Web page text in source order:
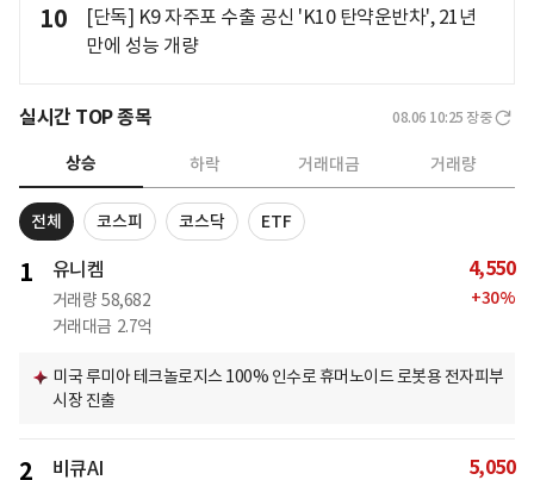
10
[단독] K9 자주포 수출 공신 'K10 탄약운반차', 21년
만에 성능 개량
실시간 TOP 종목 08.06 10:25 장중
상승 하락 거래대금 거래량
전체 코스피 코스닥 ETF
1 유니켐
거래량 58,682
거래대금 2.7억
4,550
+30%
미국 루미아 테크놀로지스 100% 인수로 휴머노이드 로봇용 전자피부
시장 진출
2 비큐AI 5,050